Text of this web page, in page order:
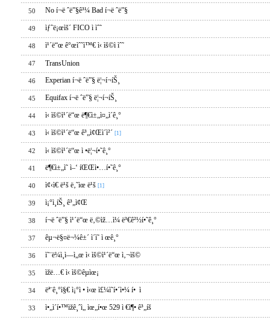
50 No í¬ë ˆë”§ê³¼ Bad í¬ë ˆë”§
49 ìƒˆë¡œìš´ FICO ì ìˆ˜
48 ì¹´ë“œ ê°œìˆ˜ì™€ ì‹ ìš©ì ìˆ˜
47 TransUnion
46 Experian í¬ë ˆë”§ ë¦¬í¬íŠ¸
45 Equifax í¬ë ˆë”§ ë¦¬í¬íŠ¸
44 ì‹ ìš©ì¹´ë“œ ë¶€ì±„ì¤„ì´ê¸°
43 ì‹ ìš©ì¹´ë“œ ê³„ì¢Œì´ì²´ [1]
42 ì‹ ìš©ì¹´ë“œ ì •ë¦¬í•˜ê¸°
41 ë¶€ì±„ì˜ ì–‘ íŒŒì•…í•˜ê¸°
40 ì¢‹ì€ ë¹š ë‚˜ìœ ë¹š [1]
39 ì¡°ì¸íŠ¸ ê³„ì¢Œ
38 í¬ë ˆë”§ ì¹´ë“œ ë‚©ìž…ì¼ ë³€ê²½í•˜ê¸°
37 êµ¬ë§¤ë¬¼ê±´ ì´ì˜ ì œê¸°
36 ì˜¨ë¼ì¸ì—ì„œ ì‹ ìš©ì¹´ë“œ ì‚¬ìš©
35 ìžë…€ ì‹ ìš©êµìœ¡
34 ëª¨ê¸°ì§€ ì¡°ì • ì‹œ ì£¼ì˜í•´ì•¼ í• ì 
33 ì•„ì´í•™ìžê¸ˆì„ ìœ„í•œ 529 ì €ì¶• ê³„íš